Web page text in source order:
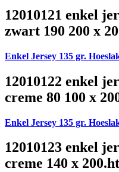
12010121 enkel
zwart 190 200 x
Enkel Jersey 135 gr.
12010122 enkel
creme 80 100 x
Enkel Jersey 135 gr.
12010123 enkel
creme 140 x